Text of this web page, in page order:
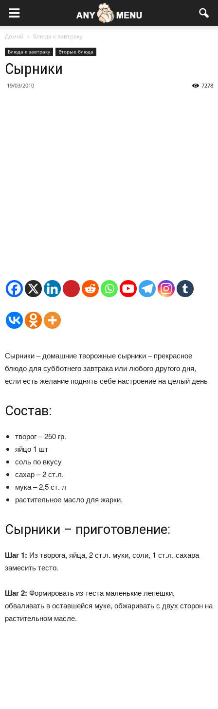
Домой Блюда к завтраку
Блюда к завтраку Вторые блюда
Сырники
19/03/2010 7278
Сырники – домашние творожные сырники – прекрасное
блюдо для субботнего завтрака или любого другого дня,
если есть желание поднять себе настроение на целый день
Состав:
творог – 250 гр.
яйцо 1 шт
соль по вкусу
сахар – 2 ст.л.
мука – 2,5 ст. л
растительное масло для жарки.
Сырники – приготовление:
Шаг 1: Из творога, яйца, 2 ст.л. муки, соли, 1 ст.л. сахара
замесить тесто.
Шаг 2: Формировать из теста маленькие лепешки,
обваливать в оставшейся муке, обжаривать с двух сторон на
растительном масле.